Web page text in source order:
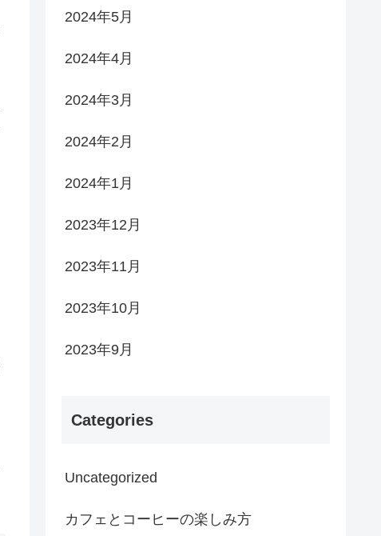
2024年5月
2024年4月
2024年3月
2024年2月
2024年1月
2023年12月
2023年11月
2023年10月
2023年9月
Categories
Uncategorized
カフェとコーヒーの楽しみ方